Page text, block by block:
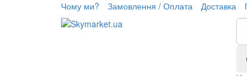
Чому ми? Замовлення / Оплата Доставка